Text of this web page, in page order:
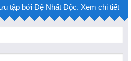
tập bởi Đệ Nhất Độc. Xem chi tiết